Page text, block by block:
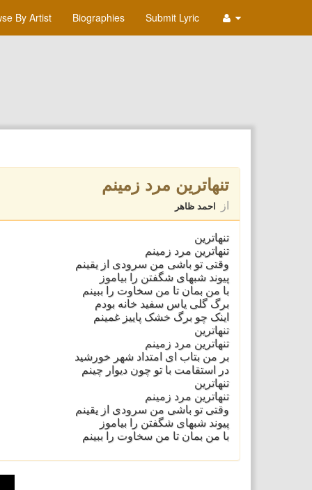
By Artist Biographies Submit Lyric
تنهاترین مرد زمینم
از احمد ظاهر
تنهاترین
تنهاترین مرد زمینم
وقتی تو باشی من سرودی از یقینم
پیوند شبهای شگفتن را بیاموز
با من بمان تا من سخاوت را ببینم
برگ گلی یاس سفید خانه بودم
اینک چو برگ خشک پاییز غمینم
تنهاترین
تنهاترین مرد زمینم
بر من بتاب ای امتداد شهر خورشید
در استقامت با تو چون دیوار چینم
تنهاترین
تنهاترین مرد زمینم
وقتی تو باشی من سرودی از یقینم
پیوند شبهای شگفتن را بیاموز
با من بمان تا من سخاوت را ببینم